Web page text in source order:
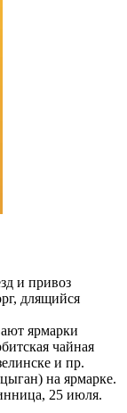
и привоз
длящийся
ярмарки
чайная
и пр.
на ярмарке.
25 июля.